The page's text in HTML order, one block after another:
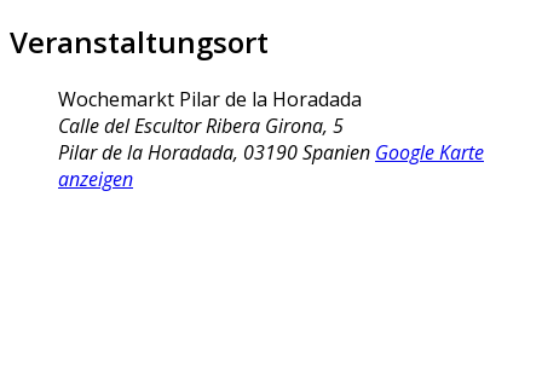
Veranstaltungsort
Wochemarkt Pilar de la Horadada
Calle del Escultor Ribera Girona, 5
Pilar de la Horadada, 03190Spanien Google Karte
anzeigen